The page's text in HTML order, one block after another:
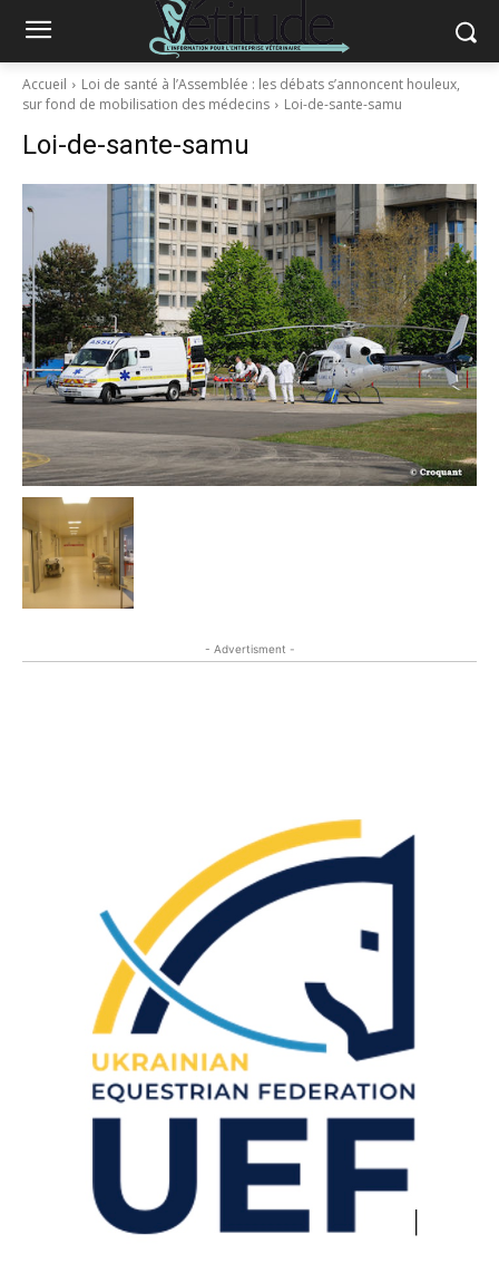
Accueil
Loi de santé à l’Assemblée : les débats s’annoncent houleux,
sur fond de mobilisation des médecins
Loi-de-sante-samu
Loi-de-sante-samu
- Advertisment -